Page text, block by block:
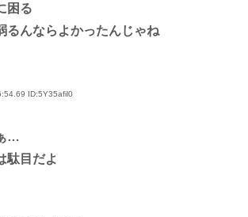
困る
るんならよかったんじゃね
ID:5Y35afil0
…
駄目だよ